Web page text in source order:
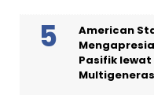
American
Pasifik